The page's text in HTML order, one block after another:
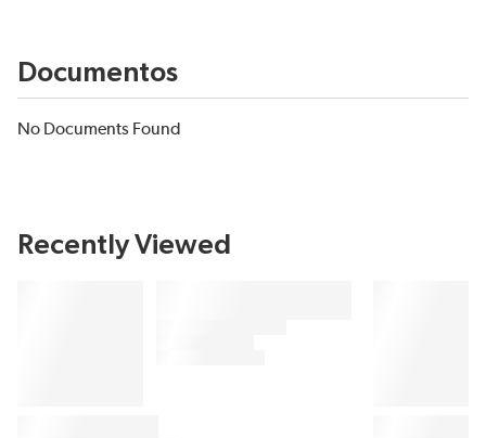
Documentos
No Documents Found
Recently Viewed